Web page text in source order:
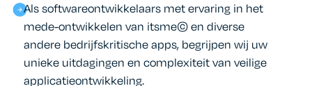
Als softwareontwikkelaars met ervaring in het
mede-ontwikkelen van itsme© en diverse
andere bedrijfskritische apps, begrijpen wij uw
unieke uitdagingen en complexiteit van veilige
applicatieontwikkeling.